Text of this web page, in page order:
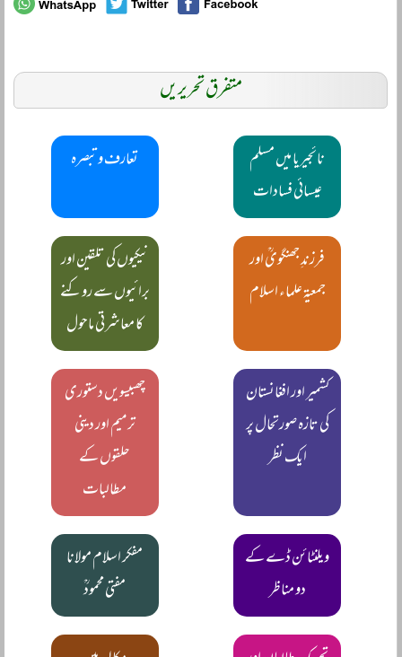
متفرق تحریریں
نائجیریا میں مسلم
عیسائی فسادات
تعارف و تبصرہ
فرزندِ جھنگویؒ اور
جمعیۃ علماء اسلام
نیکیوں کی تلقین اور
برائیوں سے روکنے
کا معاشرتی ماحول
کشمیر اور افغانستان
کی تازہ صورتحال پر
ایک نظر
چھبیسویں دستوری
ترمیم اور دینی
حلقوں کے
مطالبات
ویلنٹائن ڈے کے
دو مناظر
مفکر اسلام مولانا
مفتی محمودؒ